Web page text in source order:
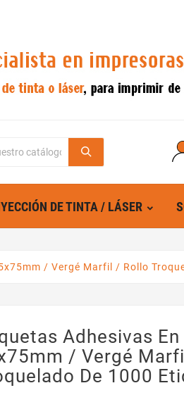
DE TINTA / LÁSER
/ Vergé Marfil / Rollo
Adhesivas
/ Vergé
De 1000